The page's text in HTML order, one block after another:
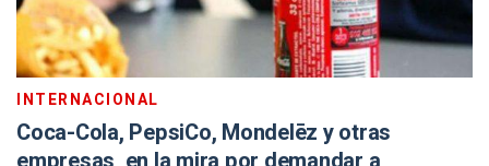
INTERNACIONAL
Coca-Cola, PepsiCo, Mondelēz y otras